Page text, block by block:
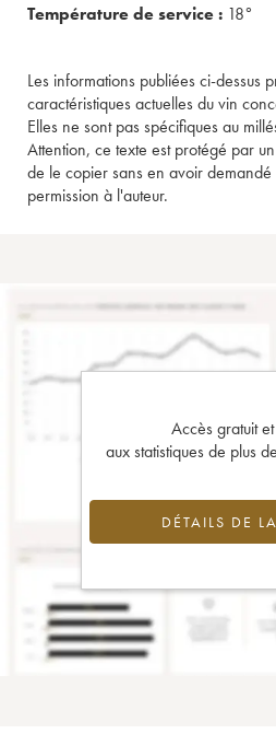
Température de service : 18°
Les informations publiées ci-dessus
caractéristiques actuelles du vin
Elles ne sont pas spécifiques au
Attention, ce texte est protégé par
de le copier sans en avoir
permission à l'auteur.
Accès gratuit
aux statistiques de plus
DÉTAILS DE